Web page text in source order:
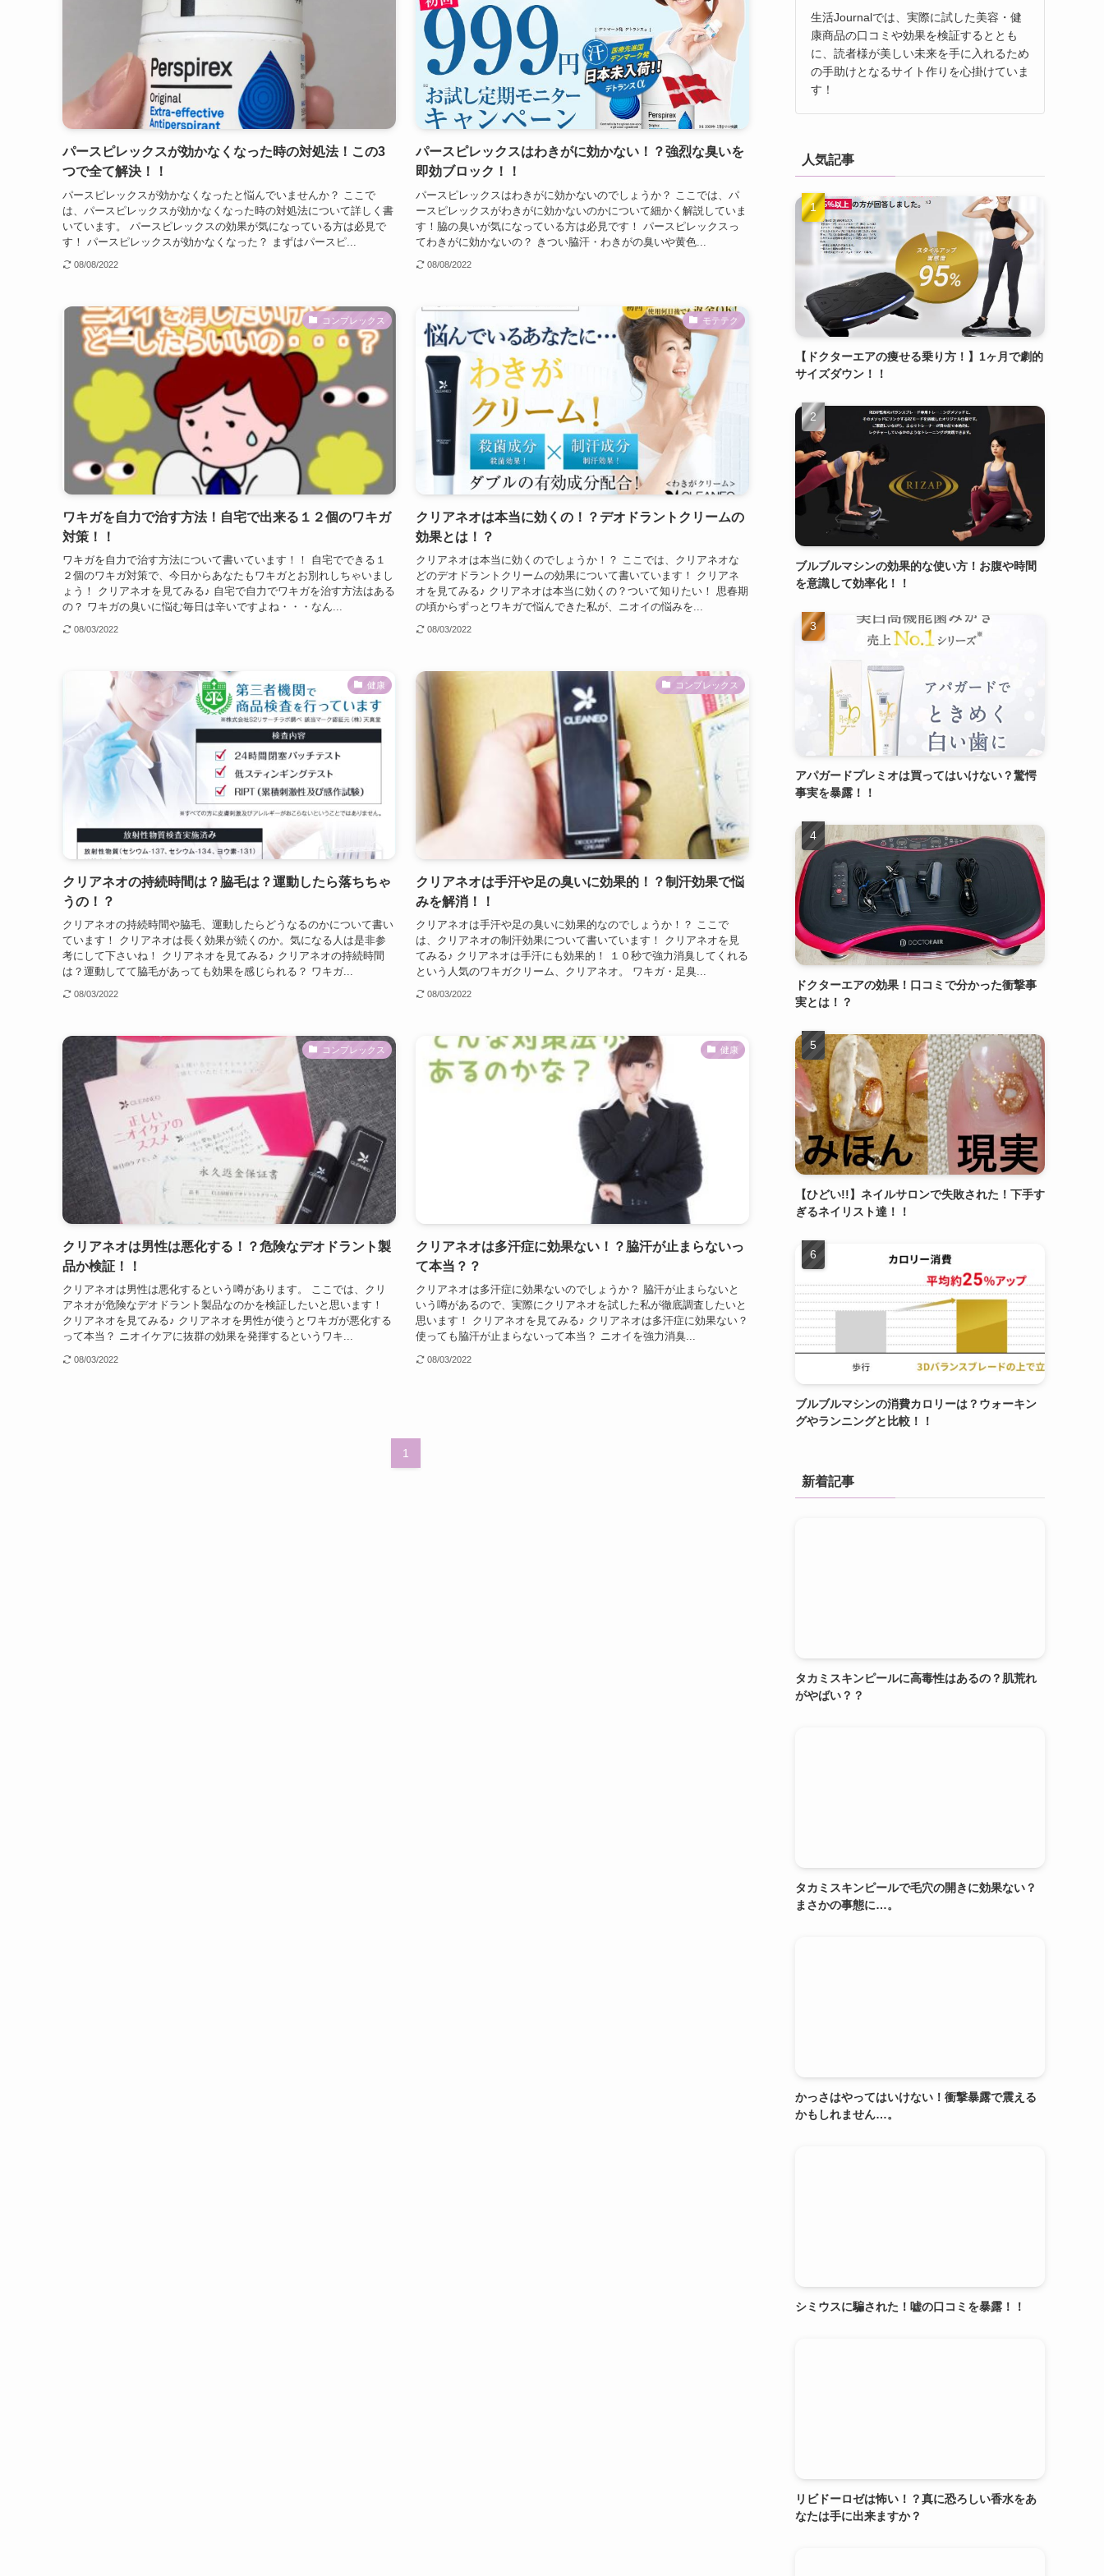
パースピレックスが効かなくなった時の対処法！この3
つで全て解決！！
パースピレックスが効かなくなったと悩んでいませんか？ ここで
は、パースピレックスが効かなくなった時の対処法について詳しく書
いています。 パースピレックスの効果が気になっている方は必見で
す！ パースピレックスが効かなくなった？ まずはパースピ...
08/08/2022
パースピレックスはわきがに効かない！？強烈な臭いを
即効ブロック！！
パースピレックスはわきがに効かないのでしょうか？ ここでは、パ
ースピレックスがわきがに効かないのかについて細かく解説していま
す！脇の臭いが気になっている方は必見です！ パースピレックスっ
てわきがに効かないの？ きつい脇汗・わきがの臭いや黄色...
08/08/2022
コンプレックス
ワキガを自力で治す方法！自宅で出来る１２個のワキガ
対策！！
ワキガを自力で治す方法について書いています！！ 自宅でできる１
２個のワキガ対策で、今日からあなたもワキガとお別れしちゃいまし
ょう！ クリアネオを見てみる♪ 自宅で自力でワキガを治す方法はある
の？ ワキガの臭いに悩む毎日は辛いですよね・・・なん...
08/03/2022
モテテク
クリアネオは本当に効くの！？デオドラントクリームの
効果とは！？
クリアネオは本当に効くのでしょうか！？ ここでは、クリアネオな
どのデオドラントクリームの効果について書いています！ クリアネ
オを見てみる♪ クリアネオは本当に効くの？ついて知りたい！ 思春期
の頃からずっとワキガで悩んできた私が、ニオイの悩みを...
08/03/2022
健康
クリアネオの持続時間は？脇毛は？運動したら落ちちゃ
うの！？
クリアネオの持続時間や脇毛、運動したらどうなるのかについて書い
ています！ クリアネオは長く効果が続くのか。気になる人は是非参
考にして下さいね！ クリアネオを見てみる♪ クリアネオの持続時間
は？運動してて脇毛があっても効果を感じられる？ ワキガ...
08/03/2022
コンプレックス
クリアネオは手汗や足の臭いに効果的！？制汗効果で悩
みを解消！！
クリアネオは手汗や足の臭いに効果的なのでしょうか！？ ここで
は、クリアネオの制汗効果について書いています！ クリアネオを見
てみる♪ クリアネオは手汗にも効果的！ １０秒で強力消臭してくれる
という人気のワキガクリーム、クリアネオ。 ワキガ・足臭...
08/03/2022
コンプレックス
クリアネオは男性は悪化する！？危険なデオドラント製
品か検証！！
クリアネオは男性は悪化するという噂があります。 ここでは、クリ
アネオが危険なデオドラント製品なのかを検証したいと思います！
クリアネオを見てみる♪ クリアネオを男性が使うとワキガが悪化する
って本当？ ニオイケアに抜群の効果を発揮するというワキ...
08/03/2022
健康
クリアネオは多汗症に効果ない！？脇汗が止まらないっ
て本当？？
クリアネオは多汗症に効果ないのでしょうか？ 脇汗が止まらないと
いう噂があるので、実際にクリアネオを試した私が徹底調査したいと
思います！ クリアネオを見てみる♪ クリアネオは多汗症に効果ない？
使っても脇汗が止まらないって本当？ ニオイを強力消臭...
08/03/2022
1
生活Journalでは、実際に試した美容・健
康商品の口コミや効果を検証するととも
に、読者様が美しい未来を手に入れるため
の手助けとなるサイト作りを心掛けていま
す！
人気記事
【ドクターエアの痩せる乗り方！】1ヶ月で劇的
サイズダウン！！
ブルブルマシンの効果的な使い方！お腹や時間
を意識して効率化！！
アパガードプレミオは買ってはいけない？驚愕
事実を暴露！！
ドクターエアの効果！口コミで分かった衝撃事
実とは！？
【ひどい!!】ネイルサロンで失敗された！下手す
ぎるネイリスト達！！
ブルブルマシンの消費カロリーは？ウォーキン
グやランニングと比較！！
新着記事
タカミスキンピールに高毒性はあるの？肌荒れ
がやばい？？
タカミスキンピールで毛穴の開きに効果ない？
まさかの事態に…。
かっさはやってはいけない！衝撃暴露で震える
かもしれません…。
シミウスに騙された！嘘の口コミを暴露！！
リビドーロゼは怖い！？真に恐ろしい香水をあ
なたは手に出来ますか？